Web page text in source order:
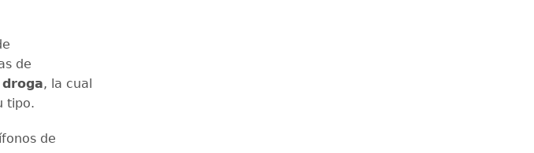
de
droga, la cual
tipo.
de